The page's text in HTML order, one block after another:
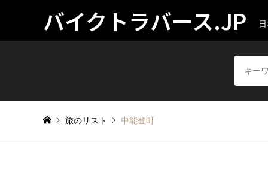
バイクトラバース.JP
旅のリスト 中能登町